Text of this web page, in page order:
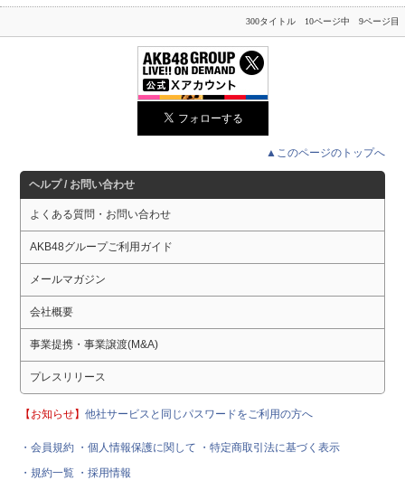
300タイトル 10ページ中 9ページ目
▲このページのトップへ
ヘルプ / お問い合わせ
よくある質問・お問い合わせ
AKB48グループご利用ガイド
メールマガジン
会社概要
事業提携・事業譲渡(M&A)
プレスリリース
【お知らせ】他社サービスと同じパスワードをご利用の方へ
・会員規約 ・個人情報保護に関して
・特定商取引法に基づく表示
・規約一覧 ・採用情報